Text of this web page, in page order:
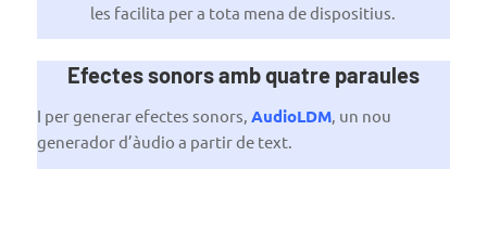
les facilita per a tota mena de dispositius.
Efectes sonors amb quatre paraules
I per generar efectes sonors, AudioLDM, un nou
generador d’àudio a partir de text.